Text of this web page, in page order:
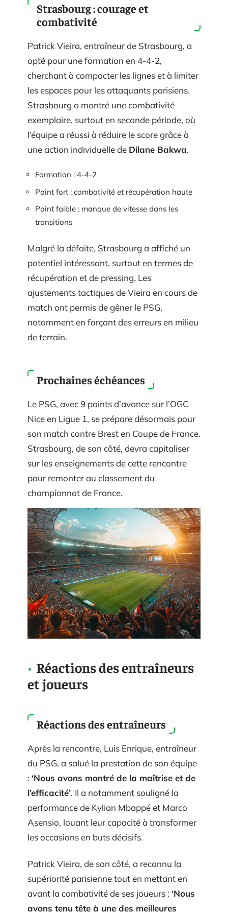
Strasbourg : courage et
combativité
Patrick Vieira, entraîneur de Strasbourg, a
opté pour une formation en 4-4-2,
cherchant à compacter les lignes et à limiter
les espaces pour les attaquants parisiens.
Strasbourg a montré une combativité
exemplaire, surtout en seconde période, où
l’équipe a réussi à réduire le score grâce à
une action individuelle de Dilane Bakwa.
Formation : 4-4-2
Point fort : combativité et récupération haute
Point faible : manque de vitesse dans les
transitions
Malgré la défaite, Strasbourg a affiché un
potentiel intéressant, surtout en termes de
récupération et de pressing. Les
ajustements tactiques de Vieira en cours de
match ont permis de gêner le PSG,
notamment en forçant des erreurs en milieu
de terrain.
Prochaines échéances
Le PSG, avec 9 points d’avance sur l’OGC
Nice en Ligue 1, se prépare désormais pour
son match contre Brest en Coupe de France.
Strasbourg, de son côté, devra capitaliser
sur les enseignements de cette rencontre
pour remonter au classement du
championnat de France.
Réactions des entraîneurs
et joueurs
Réactions des entraîneurs
Après la rencontre, Luis Enrique, entraîneur
du PSG, a salué la prestation de son équipe
: ‘Nous avons montré de la maîtrise et de
l’efficacité’. Il a notamment souligné la
performance de Kylian Mbappé et Marco
Asensio, louant leur capacité à transformer
les occasions en buts décisifs.
Patrick Vieira, de son côté, a reconnu la
supériorité parisienne tout en mettant en
avant la combativité de ses joueurs : ‘Nous
avons tenu tête à une des meilleures